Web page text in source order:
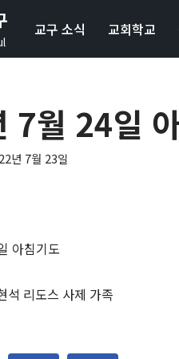
교구 소식 교회학교
7월 24일
년 7월 23일
아침기도
석 리도스 사제 가족